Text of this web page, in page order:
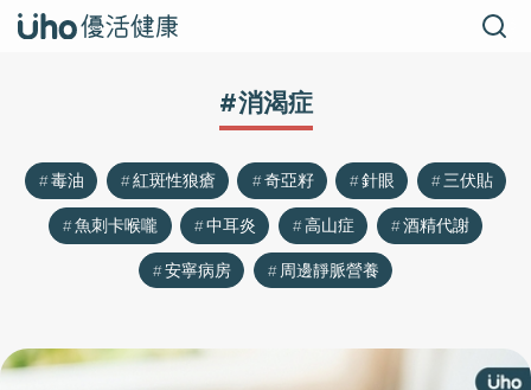
#消渴症
毒油 紅斑性狼瘡 奇亞籽 針眼
三伏貼
魚刺卡喉嚨
中耳炎 高山症
酒精代謝
安寧病房
周邊靜脈營養